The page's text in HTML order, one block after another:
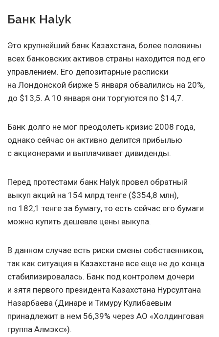
Банк Halyk
Это крупнейший банк Казахстана, более половины
всех банковских активов страны находится под его
управлением. Его депозитарные расписки
на Лондонской бирже 5 января обвалились на 20%,
до $13,5. А 10 января они торгуются по $14,7.
Банк долго не мог преодолеть кризис 2008 года,
однако сейчас он активно делится прибылью
с акционерами и выплачивает дивиденды.
Перед протестами банк Halyk провел обратный
выкуп акций на 154 млрд тенге ($354,8 млн),
по 182,1 тенге за бумагу, то есть сейчас его бумаги
можно купить дешевле цены выкупа.
В данном случае есть риски смены собственников,
так как ситуация в Казахстане все еще не до конца
стабилизировалась. Банк под контролем дочери
и зятя первого президента Казахстана Нурсултана
Назарбаева (Динаре и Тимуру Кулибаевым
принадлежит в нем 56,39% через АО «Холдинговая
группа Алмэкс»).